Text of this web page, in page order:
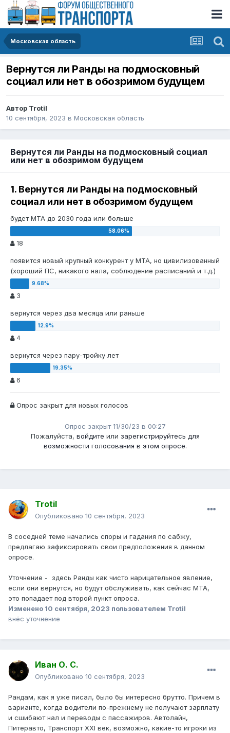
Московская область
Вернутся ли Ранды на подмосковный
социал или нет в обозримом будущем
Автор Trotil
10 сентября, 2023 в Московская область
Вернутся ли Ранды на подмосковный социал
или нет в обозримом будущем
1. Вернутся ли Ранды на подмосковный
социал или нет в обозримом будущем
будет МТА до 2030 года или больше
18
появится новый крупный конкурент у МТА, но цивилизованный
(хороший ПС, никакого нала, соблюдение расписаний и т.д.)
3
вернутся через два месяца или раньше
4
вернутся через пару-тройку лет
6
Опрос закрыт для новых голосов
Пожалуйста, войдите или зарегистрируйтесь для
возможности голосования в этом опросе.
Опрос закрыт 11/30/23 в 00:27
Trotil
Опубликовано 10 сентября, 2023
В соседней теме начались споры и гадания по сабжу,
предлагаю зафиксировать свои предположения в данном
опросе.
Уточнение - здесь Ранды как чисто нарицательное явление,
если они вернутся, но будут обслуживать, как сейчас МТА,
это попадает под второй пункт опроса.
Изменено 10 сентября, 2023 пользователем Trotil
внёс уточнение
Иван О. С.
Опубликовано 10 сентября, 2023
Рандам, как я уже писал, было бы интересно брутто. Причем в
варианте, когда водители по-прежнему не получают зарплату
и сшибают нал и переводы с пассажиров. Автолайн,
Питеравто, Транспорт XXI век, возможно, какие-то игроки из